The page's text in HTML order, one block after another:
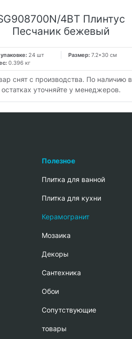
4BT Плинтус
Песчаник бежевый
24 шт Размер: 7.2*30 см
0.396 кг
снят с производства. По наличию в
остатках уточняйте у менеджеров.
Полезное
Плитка для ванной
Плитка для кухни
Керамогранит
Мозаика
Декоры
Сантехника
Обои
Сопутствующие
товары